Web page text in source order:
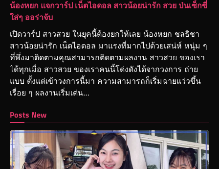
น้องหยก แจกวาร์ป เน็ตไอดอล สาวน้อยน่ารัก สวย ป่นเซ็กซี่
ใส่ๆ ออร่าจับ
เปิดวาร์ป สาวสวย ในยุคนี้ต้องยกให้เลย น้องหยก ชลธิชา
สาวน้อยน่ารัก เน็ตไอดอล มาแรงที่มากไปด้วยเสน่ห์ หนุ่ม ๆ
ที่พึ่งมาติดตามคุณสามารถติดตามผลงาน สาวสวย ของเรา
ได้ทุกเมื่อ สาวสวย ของเราคนนี้โด่งดังได้จากวงการ ถ่าย
แบบ ตั้งแต่เข้าวงการนี้มา ความสามารถก็เริ่มฉายแว่วขึ้น
เรื่อย ๆ ผลงานเริ่มเด่น…
Posts New